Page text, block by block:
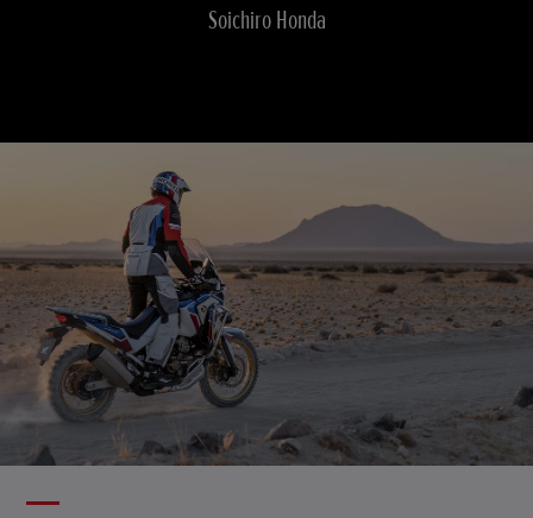
Soichiro Honda